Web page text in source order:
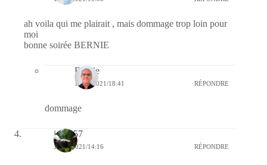
ah voila qui me plairait , mais dommage trop loin pour
moi
bonne soirée BERNIE
Bernie
11/10/2021/18:41 RÉPONDRE
dommage
jazzy57
10/10/2021/14:16 RÉPONDRE